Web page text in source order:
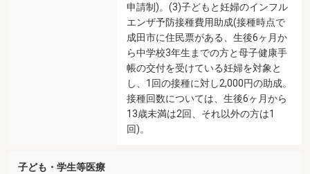
申請制)。(3)子どもと妊婦のインフル
エンザ予防接種費用助成(接種時点で
成田市に住民票がある、生後6ヶ月か
ら中学校3年生までの方と母子健康手
帳の交付を受けている妊婦を対象と
し、1回の接種に対し2,000円の助成。
接種回数については、生後6ヶ月から
13歳未満は2回、それ以外の方は1
回)。
子ども・学生等医療